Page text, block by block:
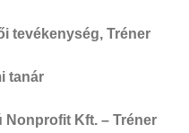
tevékenység, Tréner
tanár
Nonprofit Kft. – Tréner